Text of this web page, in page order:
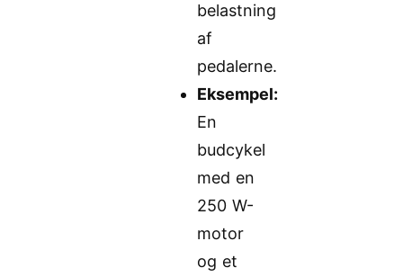
belastning
af
pedalerne.
Eksempel:
En
budcykel
med en
250 W-
motor
og et